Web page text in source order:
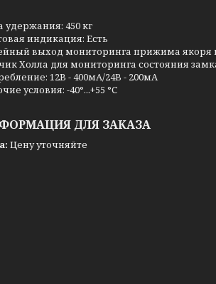
удержания: 450 кг
индикация: Есть
выход мониторинга прижима якоря
Холла для мониторинга состояния
12В - 400мА/24В - 200мА
условия: -40°...+55 °С
ДЛЯ ЗАКАЗА
Цену уточняйте